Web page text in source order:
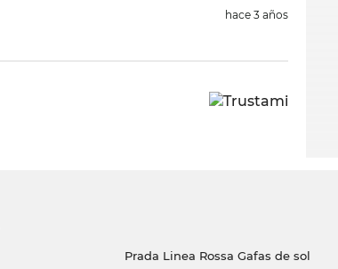
hace 3 años
Prada Linea Rossa Gafas de sol